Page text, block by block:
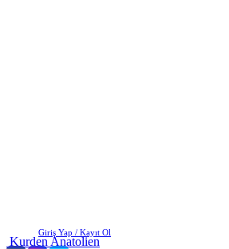
Giriş Yap / Kayıt Ol
Kurden Anatolien